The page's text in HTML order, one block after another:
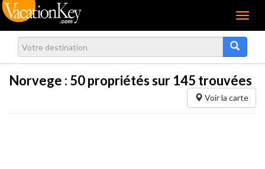
Menu
Norvege : 50propriétés sur 145 trouvées
Voir la carte